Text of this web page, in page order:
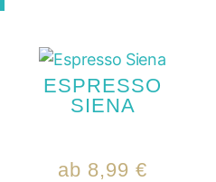
ESPRESSO
SIENA
ab 8,99€